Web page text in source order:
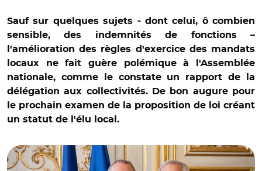
Sauf sur quelques sujets - dont celui, ô combien
sensible, des indemnités de fonctions –
l'amélioration des règles d'exercice des mandats
locaux ne fait guère polémique à l'Assemblée
nationale, comme le constate un rapport de la
délégation aux collectivités. De bon augure pour
le prochain examen de la proposition de loi créant
un statut de l'élu local.
© @SDelautrette/ Stéphane Delautrette et François